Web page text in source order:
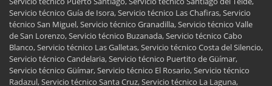
Servicio técnico Guía de Isora, Servicio técnico Las Chafiras, Servicio
técnico San Miguel, Servicio técnico Granadilla, Servicio técnico Valle
de San Lorenzo, Servicio técnico Buzanada, Servicio técnico Cabo
Blanco, Servicio técnico Las Galletas, Servicio técnico Costa del Silencio,
Servicio técnico Candelaria, Servicio técnico Puertito de Güímar,
Servicio técnico Güímar, Servicio técnico El Rosario, Servicio técnico
Radazul, Servicio técnico Santa Cruz, Servicio técnico La Laguna,